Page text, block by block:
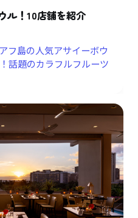
ル！10店舗を紹介
フ島の人気アサイーボウ
話題のカラフルフルーツ